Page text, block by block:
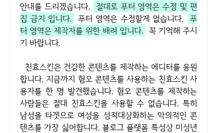
안내를 드리겠습니다.
절대로 푸터 영역은 수정 및 편
집 금지 입니다.
푸터 영역은 수정할게 없습니다.
푸
터 영역은 제작자를 위한 배려 입니다. 꼭 기억해 주시
기 바랍니다.
친효스킨은 건강한 콘텐츠를 제작하는 에디터를 응원
합니다. 지금까지 혐오 콘텐츠를 사용하는 친효스킨 사
용자를 한 명 발견했습니다. 혐오 콘텐츠를 제작하는
사람들은 절대 친효스킨을 사용할 수 없습니다. 특히
남성을 타겟으로 여성을 성적대상화하는 악의적인 콘
텐츠를 가장 싫어합니다. 블로그 플랫폼 특성상 미성년